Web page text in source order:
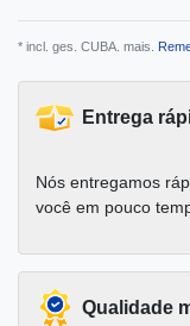
* incl. ges. CUBA. mais.
Entrega
Nós entregamos
você em pouco
Qualidade